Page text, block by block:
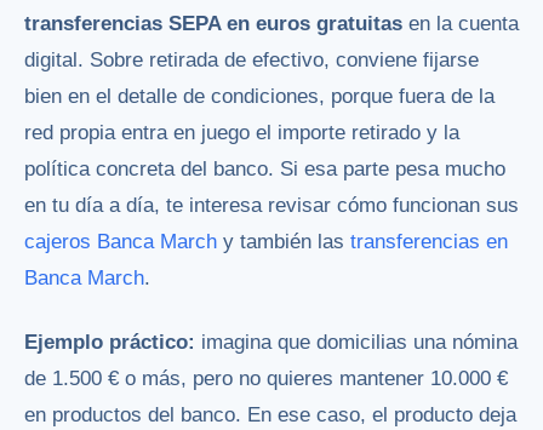
transferencias SEPA en euros gratuitas en la cuenta
digital. Sobre retirada de efectivo, conviene fijarse
bien en el detalle de condiciones, porque fuera de la
red propia entra en juego el importe retirado y la
política concreta del banco. Si esa parte pesa mucho
en tu día a día, te interesa revisar cómo funcionan sus
cajeros Banca March y también las transferencias en
Banca March.
Ejemplo práctico: imagina que domicilias una nómina
de 1.500 € o más, pero no quieres mantener 10.000 €
en productos del banco. En ese caso, el producto deja